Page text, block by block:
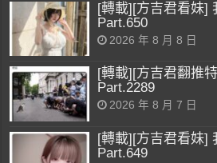
[轉載][方吉君看妹]
Part.650
2026 年 8 月 8 日
[轉載][方吉君翻推
Part.2289
2026 年 8 月 7 日
[轉載][方吉君看妹]
Part.649